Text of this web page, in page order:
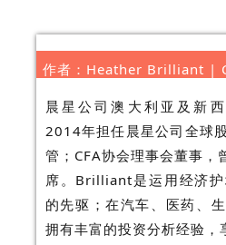
作者：Heather Brilliant |
晨星公司澳大利亚及新
2014年担任晨星公司全球
管；CFA协会理事会董事，
席。Brilliant是运用经济
的先驱；在汽车、医药、
拥有丰富的投资分析经验，